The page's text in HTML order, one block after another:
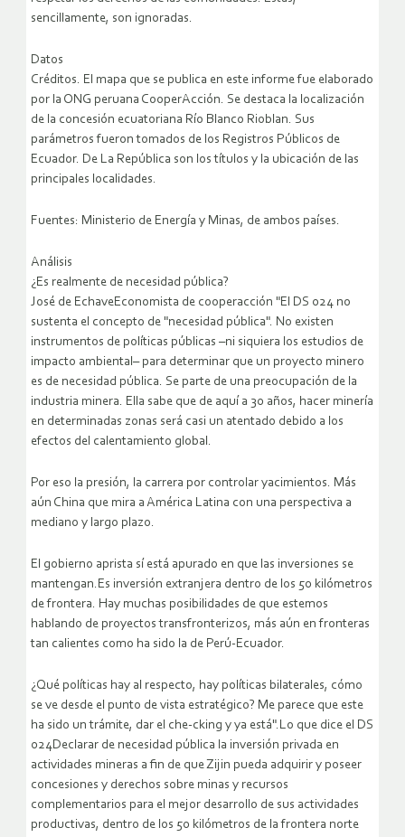
sencillamente, son ignoradas.
Datos
Créditos. El mapa que se publica en este informe fue elaborado
por la ONG peruana CooperAcción. Se destaca la localización
de la concesión ecuatoriana Río Blanco Rioblan. Sus
parámetros fueron tomados de los Registros Públicos de
Ecuador. De La República son los títulos y la ubicación de las
principales localidades.
Fuentes: Ministerio de Energía y Minas, de ambos países.
Análisis
¿Es realmente de necesidad pública?
José de EchaveEconomista de cooperacción "El DS 024 no
sustenta el concepto de "necesidad pública". No existen
instrumentos de políticas públicas –ni siquiera los estudios de
impacto ambiental– para determinar que un proyecto minero
es de necesidad pública. Se parte de una preocupación de la
industria minera. Ella sabe que de aquí a 30 años, hacer minería
en determinadas zonas será casi un atentado debido a los
efectos del calentamiento global.
Por eso la presión, la carrera por controlar yacimientos. Más
aún China que mira a América Latina con una perspectiva a
mediano y largo plazo.
El gobierno aprista sí está apurado en que las inversiones se
mantengan.Es inversión extranjera dentro de los 50 kilómetros
de frontera. Hay muchas posibilidades de que estemos
hablando de proyectos transfronterizos, más aún en fronteras
tan calientes como ha sido la de Perú-Ecuador.
¿Qué políticas hay al respecto, hay políticas bilaterales, cómo
se ve desde el punto de vista estratégico? Me parece que este
ha sido un trámite, dar el che-cking y ya está".Lo que dice el DS
024Declarar de necesidad pública la inversión privada en
actividades mineras a fin de que Zijin pueda adquirir y poseer
concesiones y derechos sobre minas y recursos
complementarios para el mejor desarrollo de sus actividades
productivas, dentro de los 50 kilómetros de la frontera norte